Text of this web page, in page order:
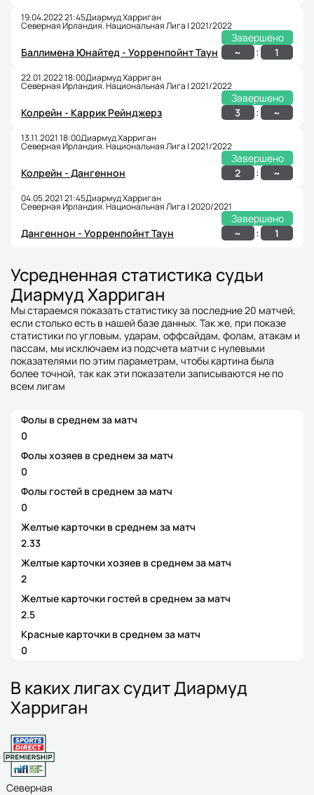
19.04.2022 21:45Диармуд Харриган
Северная Ирландия. Национальная Лига | 2021/2022
Завершено
Баллимена Юнайтед - Уорренпойнт Таун
~ : 1
22.01.2022 18:00Диармуд Харриган
Северная Ирландия. Национальная Лига | 2021/2022
Завершено
Колрейн - Каррик Рейнджерз
3 : ~
13.11.2021 18:00Диармуд Харриган
Северная Ирландия. Национальная Лига | 2021/2022
Завершено
Колрейн - Дангеннон
2 : ~
04.05.2021 21:45Диармуд Харриган
Северная Ирландия. Национальная Лига | 2020/2021
Завершено
Дангеннон - Уорренпойнт Таун
~ : 1
Усредненная статистика судьи
Диармуд Харриган
Мы стараемся показать статистику за последние 20 матчей,
если столько есть в нашей базе данных. Так же, при показе
статистики по угловым, ударам, оффсайдам, фолам, атакам и
пассам, мы исключаем из подсчета матчи с нулевыми
показателями по этим параметрам, чтобы картина была
более точной, так как эти показатели записываются не по
всем лигам
Фолы в среднем за матч
0
Фолы хозяев в среднем за матч
0
Фолы гостей в среднем за матч
0
Желтые карточки в среднем за матч
2.33
Желтые карточки хозяев в среднем за матч
2
Желтые карточки гостей в среднем за матч
2.5
Красные карточки в среднем за матч
0
В каких лигах судит Диармуд
Харриган
Северная